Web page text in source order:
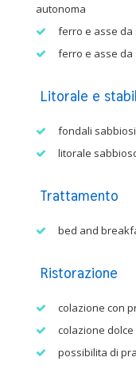
autonoma
ferro e asse da
ferro e asse da
Litorale e
fondali
litorale
Trattamento
bed and
Ristorazione
colazione con
colazione
possibilita di